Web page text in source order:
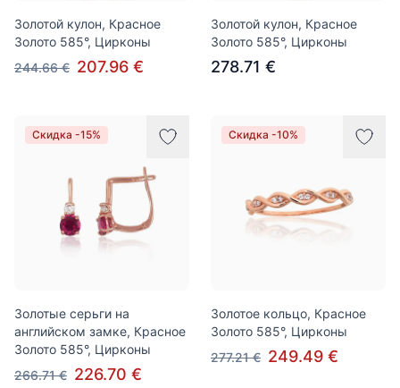
Золотой кулон, Красное
Золото 585°, Цирконы
244.66 € 207.96 €
Золотой кулон, Красное
Золото 585°, Цирконы
278.71 €
Скидка -15%
Золотые серьги на
английском замке, Красное
Золото 585°, Цирконы
266.71 € 226.70 €
Скидка -10%
Золотое кольцо, Красное
Золото 585°, Цирконы
277.21 € 249.49 €